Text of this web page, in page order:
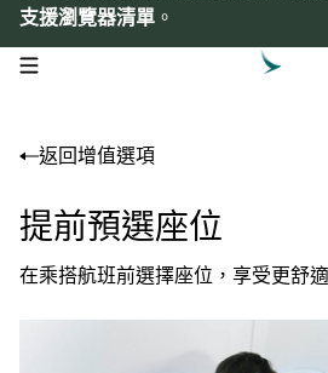
支援瀏覽器清單 。
open navigation menu
返回增值選項
提前預選座位
在乘搭航班前選擇座位，享受更舒